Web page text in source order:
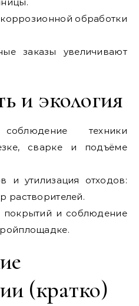
обработки
заказы увеличивают
и экология
техники
сварке и подъёме
утилизация отходов:
растворителей.
и соблюдение
(кратко)